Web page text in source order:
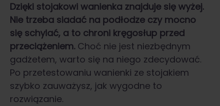
Dzięki stojakowi wanienka znajduje się wyżej.
Nie trzeba siadać na podłodze czy mocno
się schylać, a to chroni kręgosłup przed
przeciążeniem. Choć nie jest niezbędnym
gadżetem, warto się na niego zdecydować.
Po przetestowaniu wanienki ze stojakiem
szybko zauważysz, jak wygodne to
rozwiązanie.